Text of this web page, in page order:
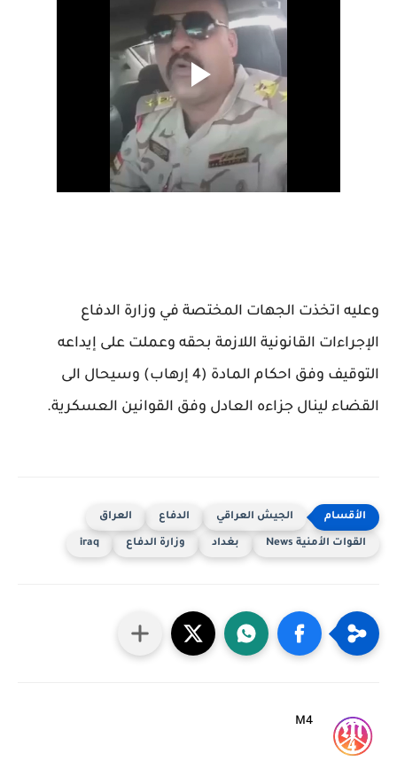
وعليه اتخذت الجهات المختصة في وزارة الدفاع
الإجراءات القانونية اللازمة بحقه وعملت على إيداعه
التوقيف وفق احكام المادة (4 إرهاب) وسيحال الى
القضاء لينال جزاءه العادل وفق القوانين العسكرية.
الجيش العراقي الدفاع العراق
القوات الأمنية News بغداد وزارة الدفاع iraq
M4